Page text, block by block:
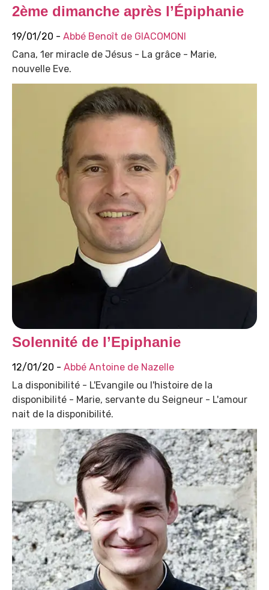
2ème dimanche après l’Épiphanie
19/01/20 - Abbé Benoît de GIACOMONI
Cana, 1er miracle de Jésus - La grâce - Marie,
nouvelle Eve.
Solennité de l’Epiphanie
12/01/20 - Abbé Antoine de Nazelle
La disponibilité - L'Evangile ou l'histoire de la
disponibilité - Marie, servante du Seigneur - L'amour
nait de la disponibilité.